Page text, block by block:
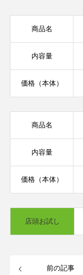
商品名
内容量
価格（本体）
商品名
内容量
価格（本体）
店頭お試し
前の記事